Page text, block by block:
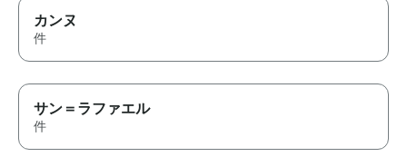
カンヌ
件
サン＝ラファエル
件